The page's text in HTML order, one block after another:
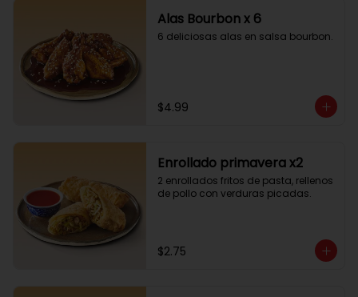
Alas Bourbon x 6
6 deliciosas alas en salsa bourbon.
$4.99
Enrollado primavera x2
2 enrollados fritos de pasta, rellenos
de pollo con verduras picadas.
$2.75